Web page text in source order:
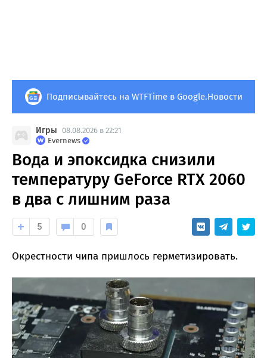
Подписывайтесь на WTFTime в Google.Новости
Игры 08.08.2026 в 22:21
Evernews
Вода и эпоксидка снизили
температуру GeForce RTX 2060
в два с лишним раза
5 0
Окрестности чипа пришлось герметизировать.